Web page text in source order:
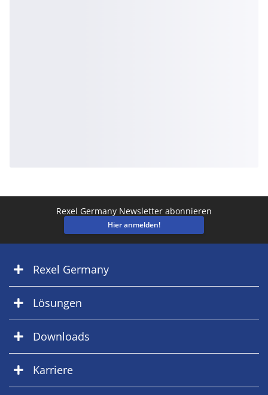
Rexel Germany Newsletter abonnieren
Hier anmelden!
Rexel Germany
Lösungen
Downloads
Karriere